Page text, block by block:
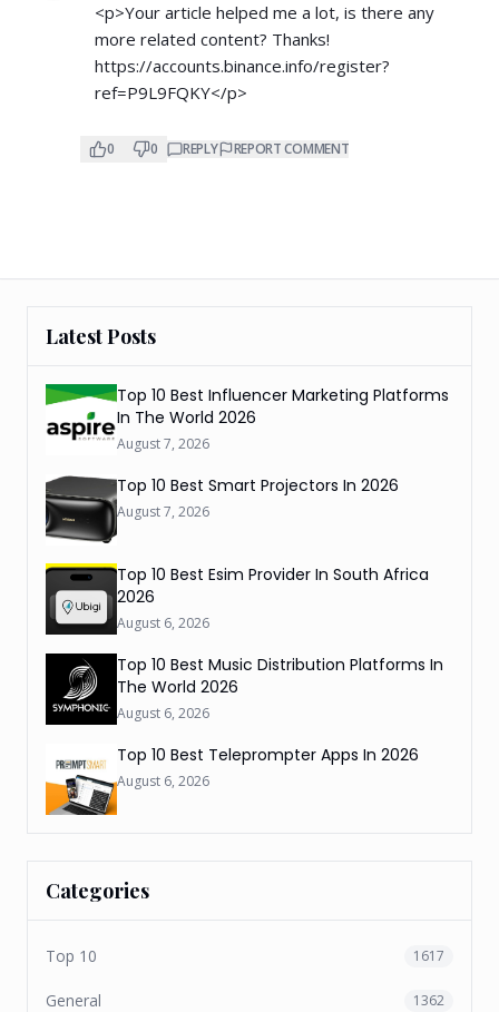
<p>Your article helped me a lot, is there any
more related content? Thanks!
https://accounts.binance.info/register?
ref=P9L9FQKY</p>
0 0 REPLY REPORT COMMENT
Latest Posts
Top 10 Best Influencer Marketing Platforms
In The World 2026
August 7, 2026
Top 10 Best Smart Projectors In 2026
August 7, 2026
Top 10 Best Esim Provider In South Africa
2026
August 6, 2026
Top 10 Best Music Distribution Platforms In
The World 2026
August 6, 2026
Top 10 Best Teleprompter Apps In 2026
August 6, 2026
Categories
Top 10 1617
General 1362